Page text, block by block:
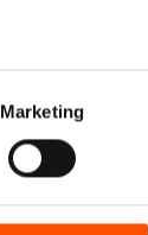
in. U kunt uw
en
Marketing